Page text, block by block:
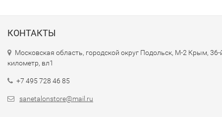
КОНТАКТЫ
Московская область, городской округ Подольск, М-2 Крым, 36-
километр, вл1
+7 495 728 46 85
sanetalonstore@mail.ru